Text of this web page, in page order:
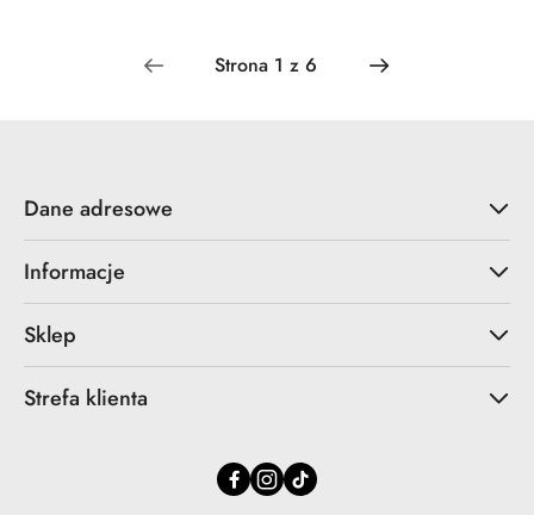
Dane adresowe
Informacje
Sklep
Strefa klienta